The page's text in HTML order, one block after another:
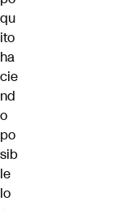
qu
ito
ha
cie
nd
o
po
sib
le
lo